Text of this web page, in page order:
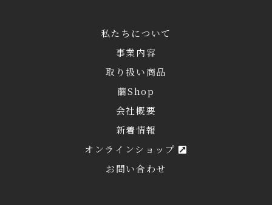
私たちについて
事業内容
取り扱い商品
繭Shop
会社概要
新着情報
オンラインショップ
お問い合わせ